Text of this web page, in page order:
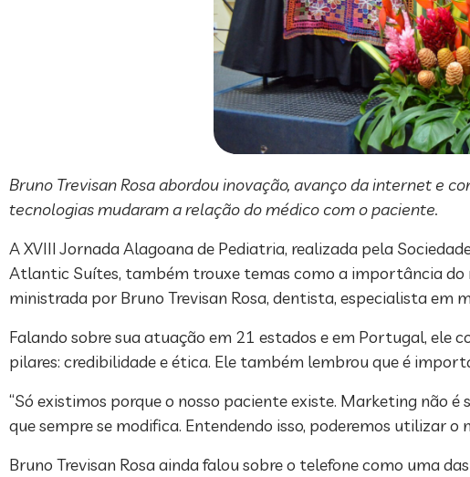
Bruno Trevisan Rosa abordou inovação, avanço da internet e
tecnologias mudaram a relação do médico com o paciente.
A XVIII Jornada Alagoana de Pediatria, realizada pela
Atlantic Suítes, também trouxe temas como a importância do
ministrada por Bruno Trevisan Rosa, dentista, especialista em
Falando sobre sua atuação em 21 estados e em Portugal, ele
pilares: credibilidade e ética. Ele também lembrou que é
“Só existimos porque o nosso paciente existe. Marketing não
que sempre se modifica. Entendendo isso, poderemos utilizar
Bruno Trevisan Rosa ainda falou sobre o telefone como uma